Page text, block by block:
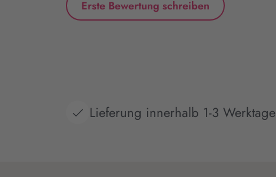
Erste Bewertung schreiben
Lieferung innerhalb 1-3 Werktage